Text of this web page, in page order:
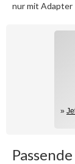
nur mit Adapter
»